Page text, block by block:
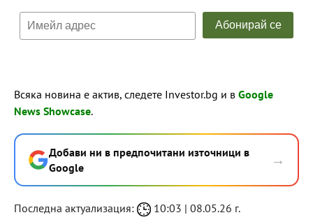
Всяка новина е актив, следете Investor.bg и в Google
News Showcase.
Добави ни в предпочитани източници в
Google
→
Последна актуализация: 10:03 | 08.05.26 г.